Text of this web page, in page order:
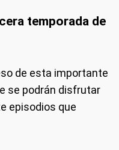
temporada de
de esta importante
se podrán disfrutar
episodios que